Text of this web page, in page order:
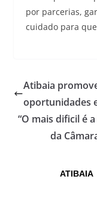
por parcerias,
cuidado para
Atibaia
oportunidades
“O mais dificil é
da